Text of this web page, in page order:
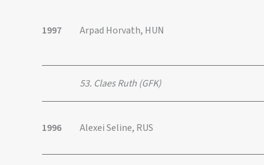
1997 Arpad Horvath, HUN
53. Claes Ruth (GFK)
1996 Alexei Seline, RUS